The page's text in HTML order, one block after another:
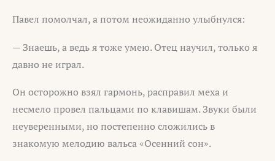
Павел помолчал, а потом неожиданно улыбнулся:
— Знаешь, а ведь я тоже умею. Отец научил, только я
давно не играл.
Он осторожно взял гармонь, расправил меха и
несмело провел пальцами по клавишам. Звуки были
неуверенными, но постепенно сложились в
знакомую мелодию вальса «Осенний сон».